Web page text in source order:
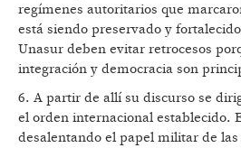
regímenes autoritarios que
está siendo preservado y
Unasur deben evitar retrocesos
integración y democracia son
6. A partir de allí su discurso se
el orden internacional establecido.
desalentando el papel militar de